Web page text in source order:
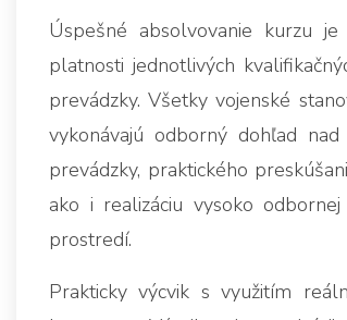
Úspešné absolvovanie kurzu
platnosti jednotlivých
prevádzky. Všetky vojenské
vykonávajú odborný dohľad
prevádzky, praktického
ako i realizáciu vysoko
prostredí.
Prakticky výcvik s využitím